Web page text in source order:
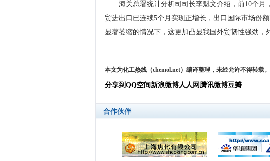
海关总署统计分析司司长李魁文介绍，前10个
贸进出口已连续5个月实现正增长，出口国际市场份
显著萎缩的情况下，这更加凸显我国外贸韧性强劲，
本文为化工热线（chemol.net）编译整理，未经允许不得转载。
分享到 QQ空间新浪微博人人网 腾讯微博豆瓣
合作伙伴